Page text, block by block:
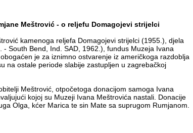
Meštrović - o reljefu Domagojevi strijelci
kamenoga reljefa Domagojevi strijelci (1955.), djela
- South Bend, Ind. SAD, 1962.), fundus Muzeja Ivana
je za iznimno ostvarenje iz američkoga razdoblja
na ostale periode slabije zastupljen u zagrebačkoj
Meštrović, otpočetoga donacijom samoga Ivana
kojoj su Muzeji Ivana Meštrovića nastali. Donacije
Olga, kćer Marica te sin Mate sa suprugom Rumjanom.